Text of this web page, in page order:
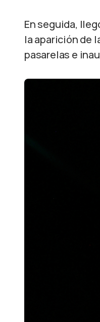
Enseguida,
la aparición de
pasarelas e